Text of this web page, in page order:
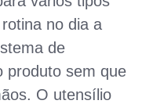
no dia a
de
produto sem que
O utensílio